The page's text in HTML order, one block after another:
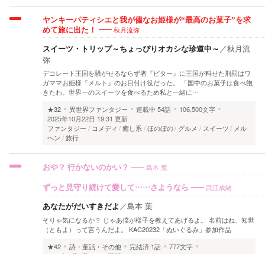
ヤンキーパティシエと我が儘なお姫様が“最高のお菓子”を求
めて旅に出た！
秋月流弥
スイーツ・トリップ～ちょっぴりオカシな珍道中～ ／秋月流
弥
デコレート王国を騒がせるならず者『ビター』に王国が科せた刑罰はワ
ガママお姫様『メルト』のお目付け役だった。 「国中のお菓子は食べ飽
きたわ。世界一のスイーツを食べるため私と一緒に…
★32
異世界ファンタジー 連載中 54話
106,500文字
2025年10月22日 19:31 更新
ファンタジー
コメディ 癒し系 ほのぼの グルメ スイーツ
メル
ヘン
旅行
おや？ 行かないのかい？ 島本 葉
ずっと見守り続けて愛して……さようなら 武江成緒
あなたがだいすきだよ ／島本 葉
そりゃ気になるか？ じゃあ僕が様子を教えてあげるよ。 名前はね、知世
（ともよ）って言うんだよ。 KAC20232「ぬいぐるみ」参加作品
★42
詩・童話・その他 完結済 1話
777文字